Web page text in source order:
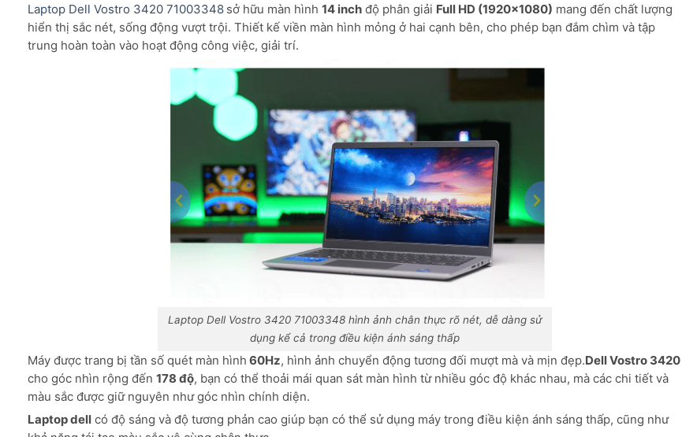
Laptop Dell Vostro 3420 71003348 sở hữu màn hình 14 inch độ phân giải Full HD (1920×1080) mang đến chất lượng
hiển thị sắc nét, sống động vượt trội. Thiết kế viền màn hình mỏng ở hai cạnh bên, cho phép bạn đắm chìm và tập
trung hoàn toàn vào hoạt động công việc, giải trí.
Laptop Dell Vostro 3420 71003348 hình ảnh chân thực rõ nét, dễ dàng sử
dụng kể cả trong điều kiện ánh sáng thấp
Máy được trang bị tần số quét màn hình 60Hz, hình ảnh chuyển động tương đối mượt mà và mịn đẹp.Dell Vostro 3420
cho góc nhìn rộng đến 178 độ, bạn có thể thoải mái quan sát màn hình từ nhiều góc độ khác nhau, mà các chi tiết và
màu sắc được giữ nguyên như góc nhìn chính diện.
Laptop dell có độ sáng và độ tương phản cao giúp bạn có thể sử dụng máy trong điều kiện ánh sáng thấp, cũng như